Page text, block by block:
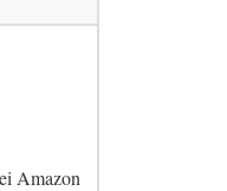
Amazon